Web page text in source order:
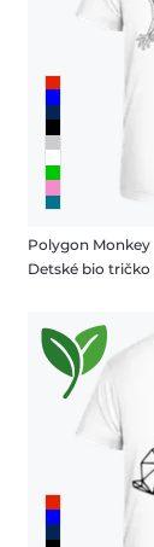
Polygon Monkey